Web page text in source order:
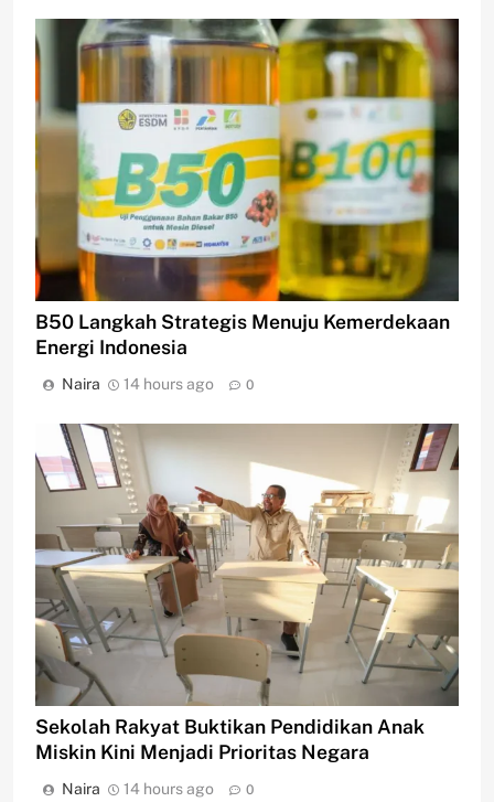
B50 Langkah Strategis Menuju Kemerdekaan
Energi Indonesia
Naira 14 hours ago 0
Sekolah Rakyat Buktikan Pendidikan Anak
Miskin Kini Menjadi Prioritas Negara
Naira 14 hours ago 0